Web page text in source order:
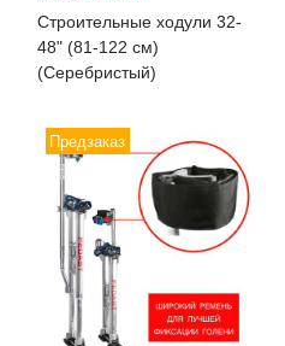
Строительные ходули 32-
48" (81-122 см)
(Серебристый)
Предзаказ